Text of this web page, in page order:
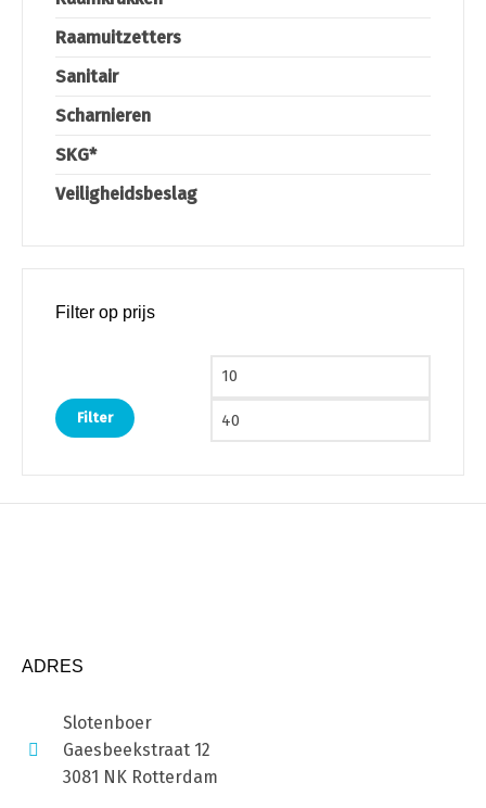
Raamuitzetters
Sanitair
Scharnieren
SKG*
Veiligheidsbeslag
Filter op prijs
Min. prijs
Filter
ADRES
Slotenboer
Gaesbeekstraat 12
3081 NK Rotterdam